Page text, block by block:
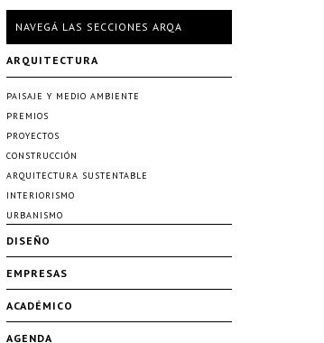
NAVEGÁ LAS SECCIONES ARQA
ARQUITECTURA
PAISAJE Y MEDIO AMBIENTE
PREMIOS
PROYECTOS
CONSTRUCCIÓN
ARQUITECTURA SUSTENTABLE
INTERIORISMO
URBANISMO
DISEÑO
EMPRESAS
ACADÉMICO
AGENDA